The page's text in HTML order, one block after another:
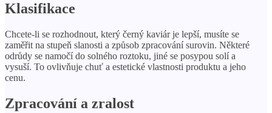
Klasifikace
Chcete-li se rozhodnout, který černý kaviár je lepší, musíte se
zaměřit na stupeň slanosti a způsob zpracování surovin. Některé
odrůdy se namočí do solného roztoku, jiné se posypou solí a
vysuší. To ovlivňuje chuť a estetické vlastnosti produktu a jeho
cenu.
Zpracování a zralost